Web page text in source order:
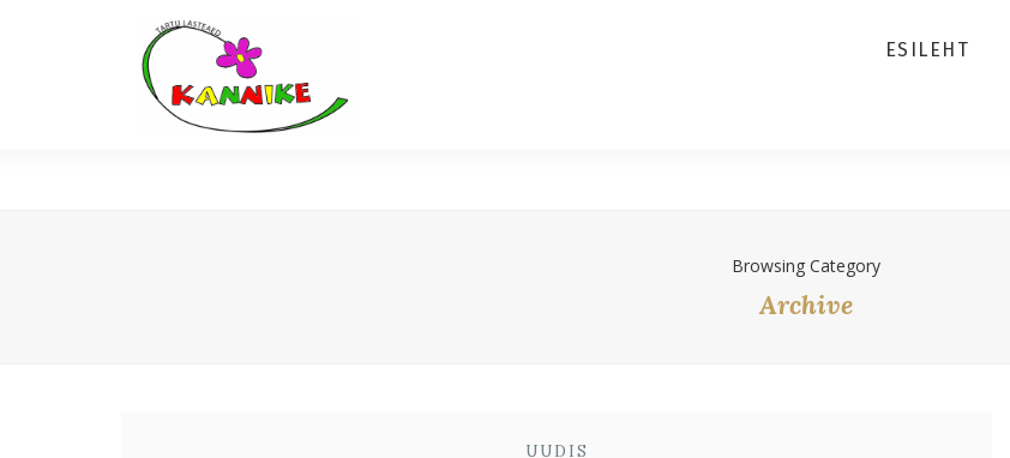
ESILEHT
Browsing Category
Archive
UUDIS